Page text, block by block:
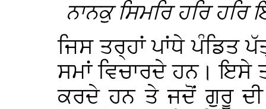
ਨਾਨਕੁ ਸਿਮਰਿ ਹਰਿ
ਜਿਸ ਤਰ੍ਹਾਂ ਪਾਂਧੇ ਪੰਡਿਤ
ਸਮਾਂ ਵਿਚਾਰਦੇ ਹਨ। ਇਸੇ
ਕਰਦੇ ਹਨ ਤੇ ਜਦੋਂ ਗੁਰੂ ਦੀ